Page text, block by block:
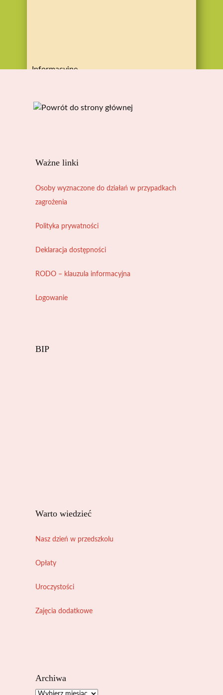
Informacyjne
Ważne linki
Osoby wyznaczone do działań w przypadkach
zagrożenia
Polityka prywatności
Deklaracja dostępności
RODO – klauzula informacyjna
Logowanie
BIP
Warto wiedzieć
Nasz dzień w przedszkolu
Opłaty
Uroczystości
Zajęcia dodatkowe
Archiwa